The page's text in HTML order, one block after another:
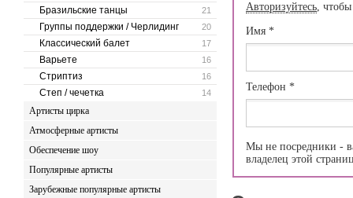
21
Бразильские танцы
20
Группы поддержки / Черлидинг
17
Классический балет
16
Варьете
16
Стриптиз
14
Степ / чечетка
Артисты цирка
Атмосферные артисты
Обеспечение шоу
Популярные артисты
Зарубежные популярные артисты
Авторизуйтесь,
Имя *
Телефон *
Мы не посредники -
владелец этой